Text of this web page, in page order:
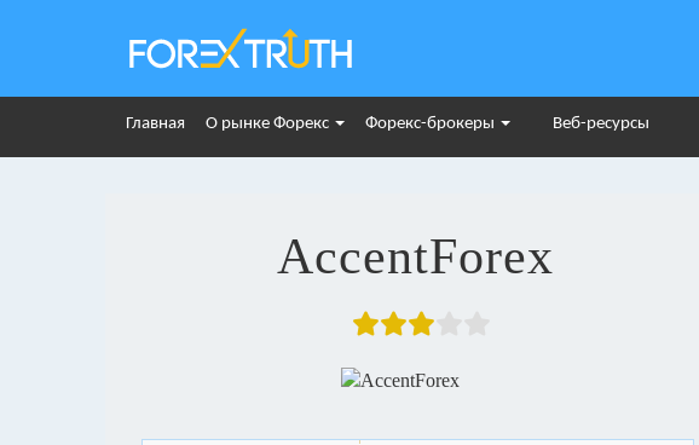
Главная О рынке Форекс Форекс-брокеры Веб-ресурсы
AccentForex